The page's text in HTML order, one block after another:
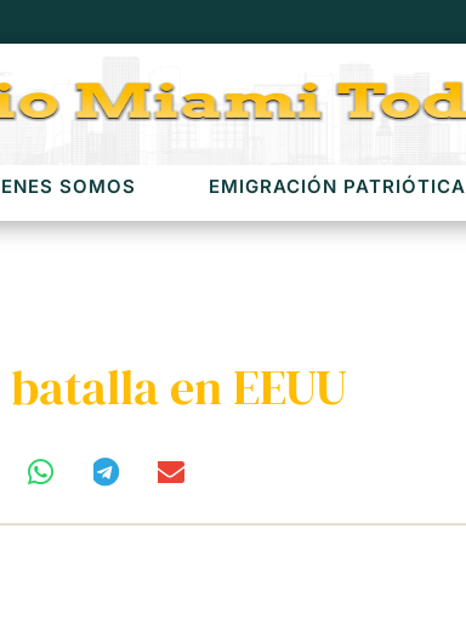
SOMOS EMIGRACIÓN PATRIÓTICA
en EEUU